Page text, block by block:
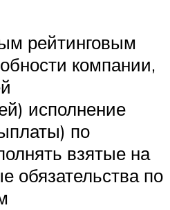
рейтинговым
компании,
исполнение
по
взятые на
обязательства по